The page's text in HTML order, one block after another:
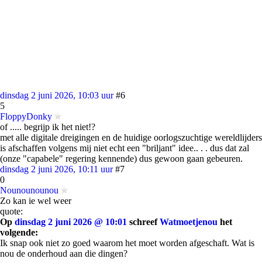
dinsdag 2 juni 2026, 10:03 uur #6
5
FloppyDonky
of ..... begrijp ik het niet!?
met alle digitale dreigingen en de huidige oorlogszuchtige wereldlijders
is afschaffen volgens mij niet echt een "briljant" idee.. . . dus dat zal
(onze "capabele" regering kennende) dus gewoon gaan gebeuren.
dinsdag 2 juni 2026, 10:11 uur #7
0
Nounounounou
Zo kan ie wel weer
quote:
Op dinsdag 2 juni 2026 @ 10:01 schreefWatmoetjenou het
volgende:
Ik snap ook niet zo goed waarom het moet worden afgeschaft. Wat is
nou de onderhoud aan die dingen?